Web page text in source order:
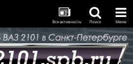
Вся активность Поиск Меню